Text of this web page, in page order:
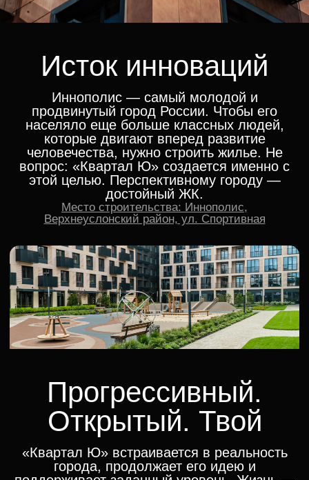
Прогрессивный.
Открытый. Твой
«Квартал Ю» встраивается в реальность
города, продолжает его идею и
поддерживает заданный уровень. Жизнь —
технологичная, удобная, продуманная. Ты
словно в будущем, только всё настоящее.